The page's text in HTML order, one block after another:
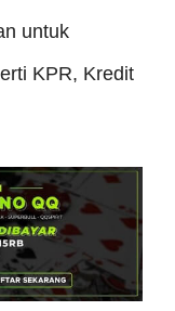
untuk
KPR, Kredit